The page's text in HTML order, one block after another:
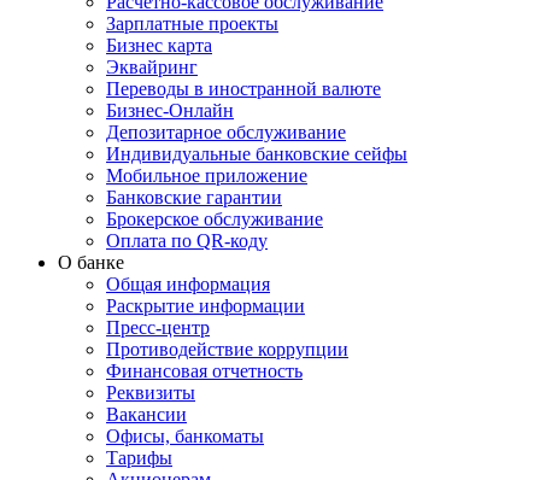
Зарплатные проекты
Бизнес карта
Эквайринг
Переводы в иностранной валюте
Бизнес-Онлайн
Депозитарное обслуживание
Индивидуальные банковские сейфы
Мобильное приложение
Банковские гарантии
Брокерское обслуживание
Оплата по QR-коду
О банке
Общая информация
Раскрытие информации
Пресс-центр
Противодействие коррупции
Финансовая отчетность
Реквизиты
Вакансии
Офисы, банкоматы
Тарифы